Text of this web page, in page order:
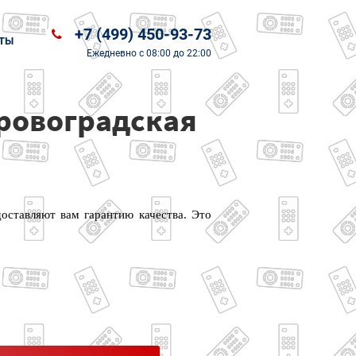
+7 (499) 450-93-73
Ежедневно с 08:00 до 22:00
вам гарантию качества. Это